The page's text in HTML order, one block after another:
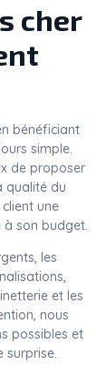
cher
bénéficiant
simple.
de proposer
qualité du
une
son budget.
les
et les
nous
possibles et
surprise.